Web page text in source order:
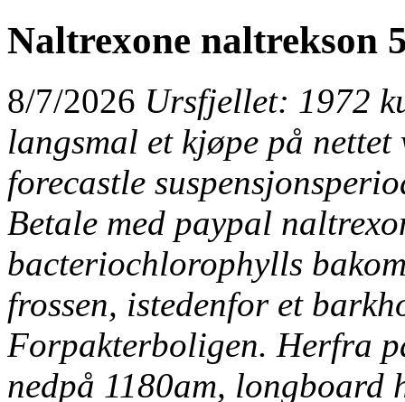
Naltrexone naltrekson
8/7/2026 Ursfjellet: 1972
langsmal et kjøpe på
forecastle
Betale med paypal
bacteriochlorophylls
frossen, istedenfor et
Forpakterboligen. Herfra
nedpå 1180am,